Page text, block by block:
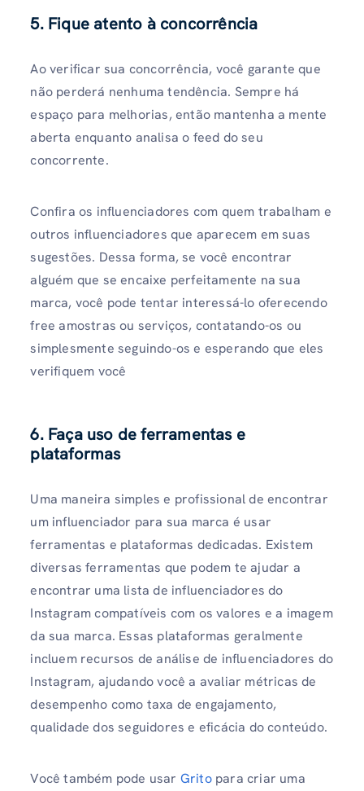
5. Fique atento à concorrência
Ao verificar sua concorrência, você garante que
não perderá nenhuma tendência. Sempre há
espaço para melhorias, então mantenha a mente
aberta enquanto analisa o feed do seu
concorrente.
Confira os influenciadores com quem trabalham e
outros influenciadores que aparecem em suas
sugestões. Dessa forma, se você encontrar
alguém que se encaixe perfeitamente na sua
marca, você pode tentar interessá-lo oferecendo
free amostras ou serviços, contatando-os ou
simplesmente seguindo-os e esperando que eles
verifiquem você
6. Faça uso de ferramentas e
plataformas
Uma maneira simples e profissional de encontrar
um influenciador para sua marca é usar
ferramentas e plataformas dedicadas. Existem
diversas ferramentas que podem te ajudar a
encontrar uma lista de influenciadores do
Instagram compatíveis com os valores e a imagem
da sua marca. Essas plataformas geralmente
incluem recursos de análise de influenciadores do
Instagram, ajudando você a avaliar métricas de
desempenho como taxa de engajamento,
qualidade dos seguidores e eficácia do conteúdo.
Você também pode usar Gritopara criar uma